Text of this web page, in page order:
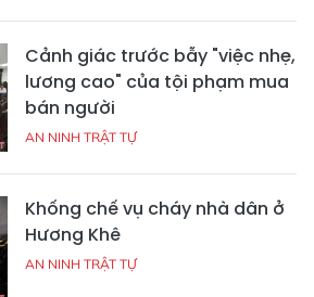
Cảnh giác trước bẫy "việc nhẹ,
lương cao" của tội phạm mua
bán người
AN NINH TRẬT TỰ
Khống chế vụ cháy nhà dân ở
Hương Khê
AN NINH TRẬT TỰ